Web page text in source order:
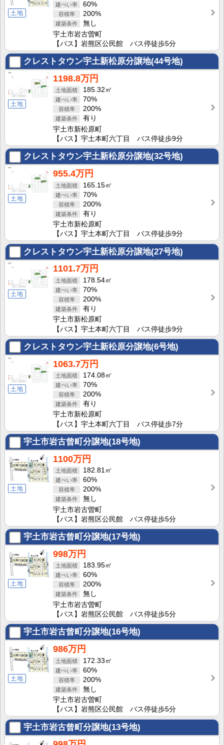
土地
60%
200%
無し
宇土市岩古曽町
【バス】岩熊区公民館 バス停徒歩5分
クレストタウン宇土新松原分譲地(44号地)
土地
1198.8万円
185.32㎡
70%
200%
有り
宇土市新松原町
【バス】宇土本町六丁目 バス停徒歩9分
クレストタウン宇土新松原分譲地(32号地)
土地
955.4万円
165.15㎡
70%
200%
有り
宇土市新松原町
【バス】宇土本町六丁目 バス停徒歩9分
クレストタウン宇土新松原分譲地(27号地)
土地
1101.7万円
178.54㎡
70%
200%
有り
宇土市新松原町
【バス】宇土本町六丁目 バス停徒歩9分
クレストタウン宇土新松原分譲地(6号地)
土地
1063.7万円
174.08㎡
70%
200%
有り
宇土市新松原町
【バス】宇土本町六丁目 バス停徒歩7分
宇土市岩古曾町分譲地(18号地)
土地
1100万円
182.81㎡
60%
200%
無し
宇土市岩古曽町
【バス】岩熊区公民館 バス停徒歩5分
宇土市岩古曾町分譲地(17号地)
土地
998万円
183.95㎡
60%
200%
無し
宇土市岩古曽町
【バス】岩熊区公民館 バス停徒歩5分
宇土市岩古曾町分譲地(16号地)
土地
986万円
172.33㎡
60%
200%
無し
宇土市岩古曽町
【バス】岩熊区公民館 バス停徒歩5分
宇土市岩古曾町分譲地(13号地)